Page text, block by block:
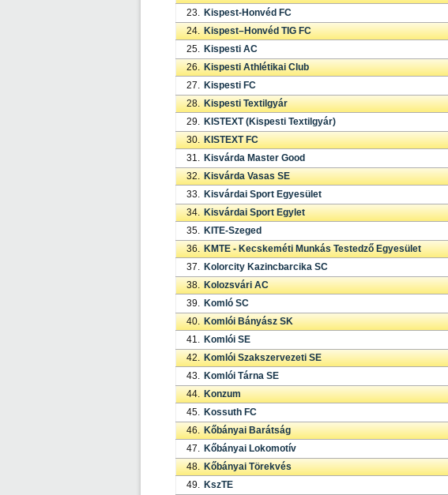
23. Kispest-Honvéd FC
24. Kispest–Honvéd TIG FC
25. Kispesti AC
26. Kispesti Athlétikai Club
27. Kispesti FC
28. Kispesti Textilgyár
29. KISTEXT (Kispesti Textilgyár)
30. KISTEXT FC
31. Kisvárda Master Good
32. Kisvárda Vasas SE
33. Kisvárdai Sport Egyesület
34. Kisvárdai Sport Egylet
35. KITE-Szeged
36. KMTE - Kecskeméti Munkás Testedző Egyesület
37. Kolorcity Kazincbarcika SC
38. Kolozsvári AC
39. Komló SC
40. Komlói Bányász SK
41. Komlói SE
42. Komlói Szakszervezeti SE
43. Komlói Tárna SE
44. Konzum
45. Kossuth FC
46. Kőbányai Barátság
47. Kőbányai Lokomotív
48. Kőbányai Törekvés
49. KszTE